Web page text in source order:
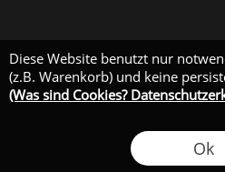
Diese Website benutzt nur
(z.B. Warenkorb) und keine
(Was sind Cookies?
Ok